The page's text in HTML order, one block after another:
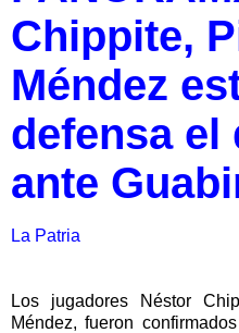
Chippite,
Méndez
defensa el
ante
La Patria
Los jugadores Néstor
Méndez, fueron